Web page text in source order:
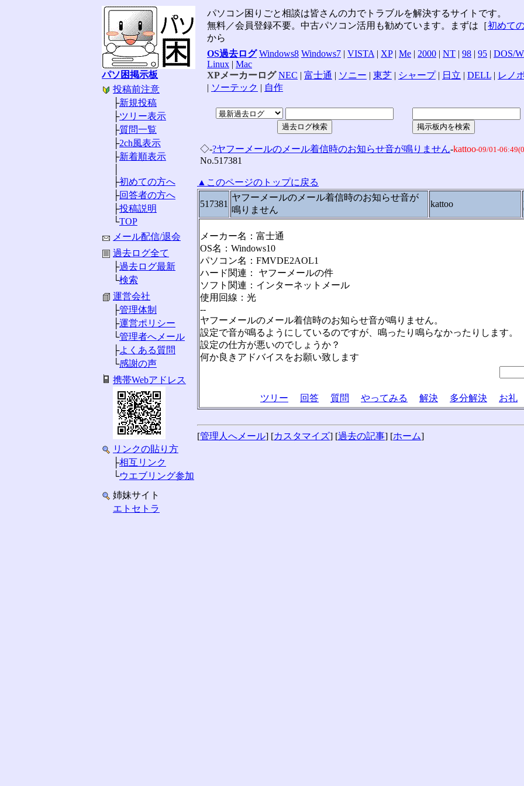
パソ困掲示板
投稿前注意
├新規投稿
├ツリー表示
├質問一覧
├2ch風表示
├新着順表示
├初めての方へ
├回答者の方へ
├投稿説明
└TOP
メール配信/退会
過去ログ全て
├過去ログ最新
└検索
運営会社
├管理体制
├運営ポリシー
└管理者へメール
├よくある質問
└感謝の声
携帯Webアドレス
リンクの貼り方
├相互リンク
└ウエブリング参加
姉妹サイト
エトセトラ
パソコン困りごと相談は皆さんの力でトラブルを解決するサイトです。
無料／会員登録不要。中古パソコン活用も勧めています。まずは［初めて
から
OS過去ログ Windows8 Windows7 | VISTA | XP| Me | 2000 | NT | 98 | 95 | DOS/
Linux | Mac
XPメーカーログ NEC | 富士通 | ソニー | 東芝 | シャープ| 日立 | DELL | レノ
| ソーテック | 自作
◇-?ヤフーメールのメール着信時のお知らせ音が鳴りません-kattoo-09/01-
No.517381
▲このページのトップに戻る
517381
ヤフーメールのメール着信時のお知らせ音が
鳴りません
kattoo
メーカー名：富士通
OS名：Windows10
パソコン名：FMVDE2AOL1
ハード関連： ヤフーメールの件
ソフト関連：インターネットメール
使用回線：光
--
ヤフーメールのメール着信時のお知らせ音が鳴りません。
設定で音が鳴るようにしているのですが、鳴ったり鳴らなかったりします。
設定の仕方が悪いのでしょうか？
何か良きアドバイスをお願い致します
ツリー 回答 質問 やってみる 解決 多分解決 お礼
[管理人へメール] [カスタマイズ] [過去の記事] [ホーム]